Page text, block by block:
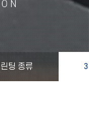
팅 종류